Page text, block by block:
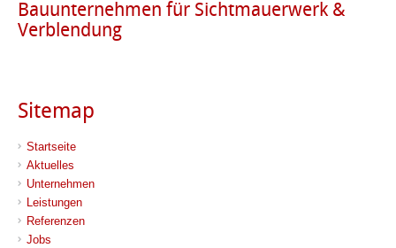
Bauunternehmen für Sichtmauerwerk &
Verblendung
Sitemap
Startseite
Aktuelles
Unternehmen
Leistungen
Referenzen
Jobs